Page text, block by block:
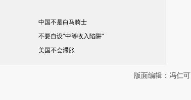
中国不是白马骑士
不要自设“中等收入陷阱”
美国不会滞胀
版面编辑：冯仁可